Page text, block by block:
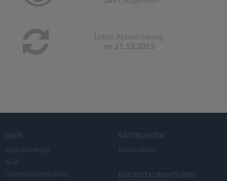
Letzte Aktualisierung
am 21.12.2025
ÜBER
Kontaktanfrage
AGB
Datenschutzerklärung
GASTROGUIDE
Deutschland
FÜR RESTAURANTS UND